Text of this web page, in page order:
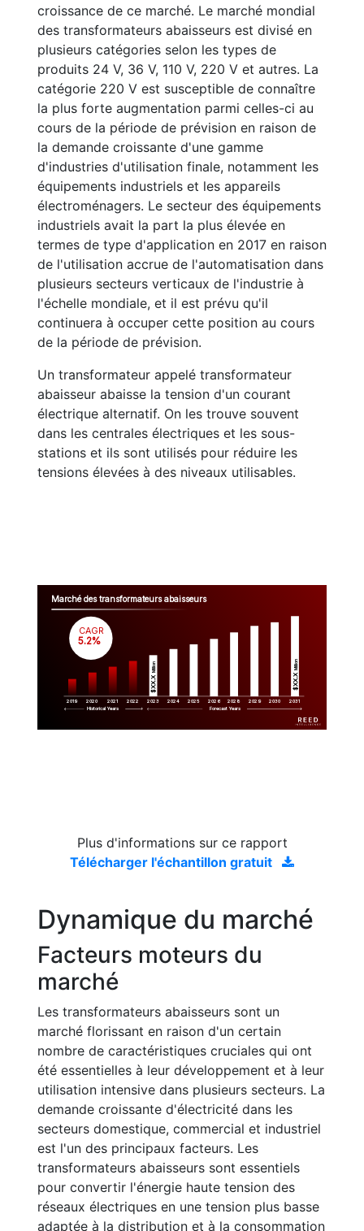
croissance de ce marché. Le marché mondial
des transformateurs abaisseurs est divisé en
plusieurs catégories selon les types de
produits 24 V, 36 V, 110 V, 220 V et autres. La
catégorie 220 V est susceptible de connaître
la plus forte augmentation parmi celles-ci au
cours de la période de prévision en raison de
la demande croissante d'une gamme
d'industries d'utilisation finale, notamment les
équipements industriels et les appareils
électroménagers. Le secteur des équipements
industriels avait la part la plus élevée en
termes de type d'application en 2017 en raison
de l'utilisation accrue de l'automatisation dans
plusieurs secteurs verticaux de l'industrie à
l'échelle mondiale, et il est prévu qu'il
continuera à occuper cette position au cours
de la période de prévision.
Un transformateur appelé transformateur
abaisseur abaisse la tension d'un courant
électrique alternatif. On les trouve souvent
dans les centrales électriques et les sous-
stations et ils sont utilisés pour réduire les
tensions élevées à des niveaux utilisables.
Marché des transformateurs abaisseurs
2019 2020 2021 2022 2023 2024 2025 2026 2028 2029 2030 2031
$XX.X
Million
$XX.X
Million
CAGR
5.2%
Historical Years Forecast Years
Plus d'informations sur ce rapport
Télécharger l'échantillon gratuit
Dynamique du marché
Facteurs moteurs du
marché
Les transformateurs abaisseurs sont un
marché florissant en raison d'un certain
nombre de caractéristiques cruciales qui ont
été essentielles à leur développement et à leur
utilisation intensive dans plusieurs secteurs. La
demande croissante d'électricité dans les
secteurs domestique, commercial et industriel
est l'un des principaux facteurs. Les
transformateurs abaisseurs sont essentiels
pour convertir l'énergie haute tension des
réseaux électriques en une tension plus basse
adaptée à la distribution et à la consommation